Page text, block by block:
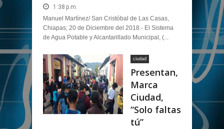
1:38 p.m.
Manuel Martínez/ San Cristóbal de Las Casas,
Chiapas; 20 de Diciembre del 2018.- El Sistema
de Agua Potable y Alcantarillado Municipal, (...
ciudad
Presentan,
Marca
Ciudad,
“Solo faltas
tú”